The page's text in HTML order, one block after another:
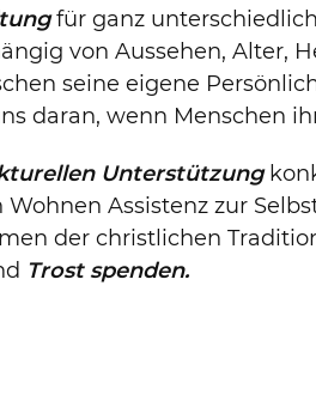
für ganz
von Aussehen, Alter,
seine eigene
daran, wenn Menschen
Unterstützung
Assistenz zur
der christlichen
Trost spenden.